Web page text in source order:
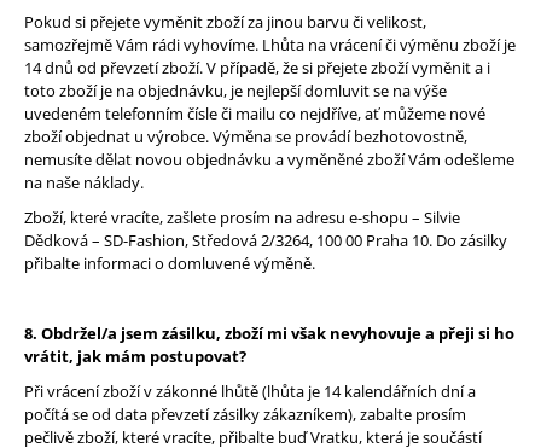
Pokud si přejete vyměnit zboží za jinou barvu či velikost,
samozřejmě Vám rádi vyhovíme. Lhůta na vrácení či výměnu zboží je
14 dnů od převzetí zboží. V případě, že si přejete zboží vyměnit a i
toto zboží je na objednávku, je nejlepší domluvit se na výše
uvedeném telefonním čísle či mailu co nejdříve, ať můžeme nové
zboží objednat u výrobce. Výměna se provádí bezhotovostně,
nemusíte dělat novou objednávku a vyměněné zboží Vám odešleme
na naše náklady.
Zboží, které vracíte, zašlete prosím na adresu e-shopu – Silvie
Dědková – SD-Fashion, Středová 2/3264, 100 00 Praha 10. Do zásilky
přibalte informaci o domluvené výměně.
8. Obdržel/a jsem zásilku, zboží mi však nevyhovuje a přeji si ho
vrátit, jak mám postupovat?
Při vrácení zboží v zákonné lhůtě (lhůta je 14 kalendářních dní a
počítá se od data převzetí zásilky zákazníkem), zabalte prosím
pečlivě zboží, které vracíte, přibalte buď Vratku, která je součástí